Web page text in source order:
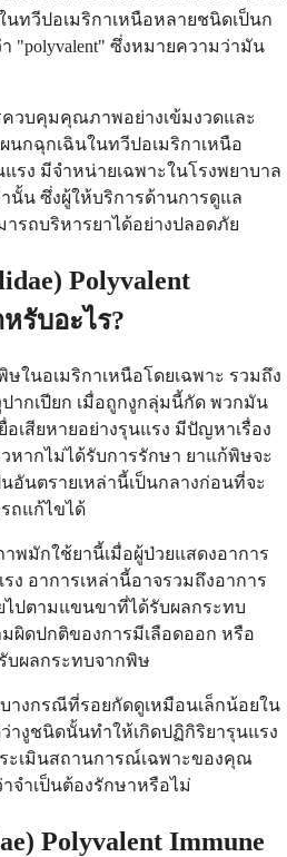
ทวีปอเมริกาเหนือหลายชนิดเป็นก
"polyvalent" ซึ่งหมายความว่ามัน
วบคุมคุณภาพอย่างเข้มงวดและ
นกฉุกเฉินในทวีปอเมริกาเหนือ
รง มีจำหน่ายเฉพาะในโรงพยาบาล
นั้น ซึ่งผู้ให้บริการด้านการดูแล
รถบริหารยาได้อย่างปลอดภัย
Polyvalent
รับอะไร?
ในอเมริกาเหนือโดยเฉพาะ รวมถึง
ากเปียก เมื่อถูกงูกลุ่มนี้กัด พวกมัน
เสียหายอย่างรุนแรง มีปัญหาเรื่อง
หากไม่ได้รับการรักษา ยาแก้พิษจะ
อันตรายเหล่านี้เป็นกลางก่อนที่จะ
ถแก้ไขได้
พมักใช้ยานี้เมื่อผู้ป่วยแสดงอาการ
ง อาการเหล่านี้อาจรวมถึงอาการ
ปตามแขนขาที่ได้รับผลกระทบ
ผิดปกติของการมีเลือดออก หรือ
ผลกระทบจากพิษ
างกรณีที่รอยกัดดูเหมือนเล็กน้อยใน
างูชนิดนั้นทำให้เกิดปฏิกิริยารุนแรง
เมินสถานการณ์เฉพาะของคุณ
จำเป็นต้องรักษาหรือไม่
Polyvalent Immune